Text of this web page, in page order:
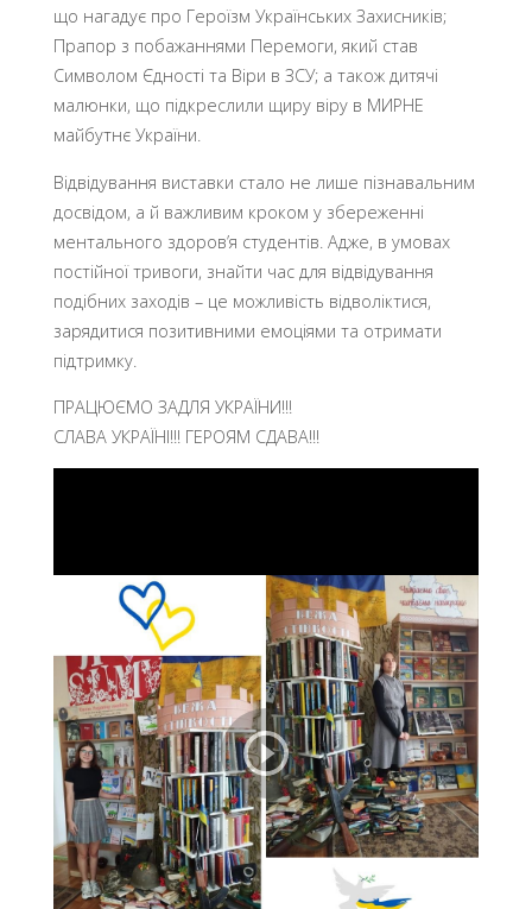
що нагадує про Героїзм Українських Захисників;
Прапор з побажаннями Перемоги, який став
Символом Єдності та Віри в ЗСУ; а також дитячі
малюнки, що підкреслили щиру віру в МИРНЕ
майбутнє України.
Відвідування виставки стало не лише пізнавальним
досвідом, а й важливим кроком у збереженні
ментального здоров’я студентів. Адже, в умовах
постійної тривоги, знайти час для відвідування
подібних заходів – це можливість відволіктися,
зарядитися позитивними емоціями та отримати
підтримку.
ПРАЦЮЄМО ЗАДЛЯ УКРАЇНИ!!!
СЛАВА УКРАЇНІ!!! ГЕРОЯМ СДАВА!!!